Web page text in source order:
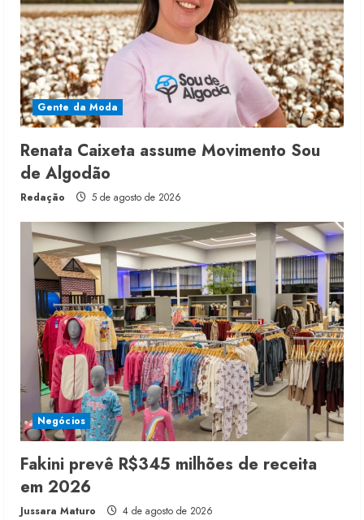
Gente da Moda
Renata Caixeta assume Movimento Sou
de Algodão
Redação 5 de agosto de 2026
Negócios
Fakini prevê R$345 milhões de receita
em 2026
Jussara Maturo 4 de agosto de 2026